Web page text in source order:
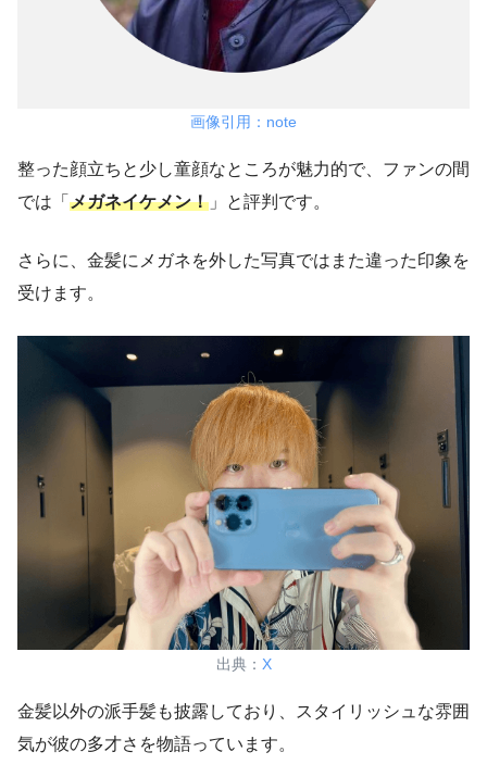
画像引用：note
整った顔立ちと少し童顔なところが魅力的で、ファンの間
では「 メガネイケメン！ 」と評判です。
さらに、金髪にメガネを外した写真ではまた違った印象を
受けます。
出典： X
金髪以外の派手髪も披露しており、スタイリッシュな雰囲
気が彼の多才さを物語っています。